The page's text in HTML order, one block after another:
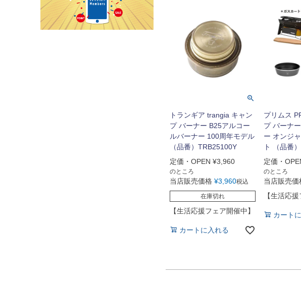
トランギア trangia キャン
プ バーナー B25アルコー
ルバーナー 100周年モデル
（品番）TRB25100Y
定価・OPEN ¥3,960
のところ
当店販売価格 ¥3,960税込
在庫切れ
【生活応援フェア開催中】
カートに入れる
プリムス
プ バーナ
ー オンジ
ト （品番
定価・
のところ
当店販売価
【生活応
カート